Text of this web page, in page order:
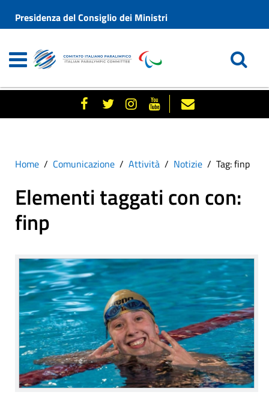
Presidenza del Consiglio dei Ministri
Home Comunicazione Attività Notizie Tag: finp
Elementi taggati con con:
finp